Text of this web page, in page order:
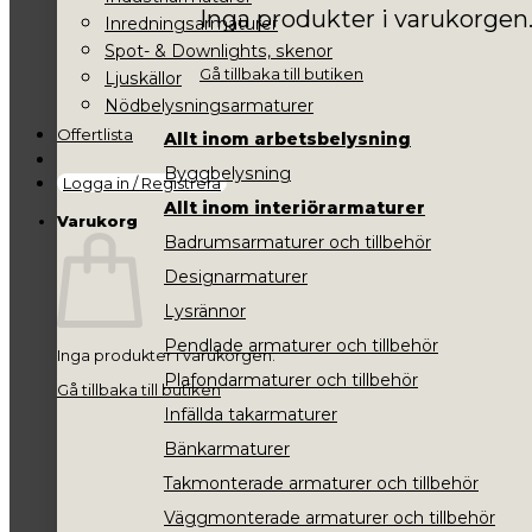
Inga produkter i varukorgen.
Gå tillbaka till butiken
Offertlista
Logga in / Registrera
Varukorg
Inga produkter i varukorgen.
Gå tillbaka till butiken
Inredningsarmaturer
Spot- & Downlights, skenor
Ljuskällor
Nödbelysningsarmaturer
Allt inom arbetsbelysning
Byggbelysning
Allt inom interiörarmaturer
Badrumsarmaturer och tillbehör
Designarmaturer
Lysrännor
Pendlade armaturer och tillbehör
Plafondarmaturer och tillbehör
Infällda takarmaturer
Bänkarmaturer
Takmonterade armaturer och tillbehör
Väggmonterade armaturer och tillbehör